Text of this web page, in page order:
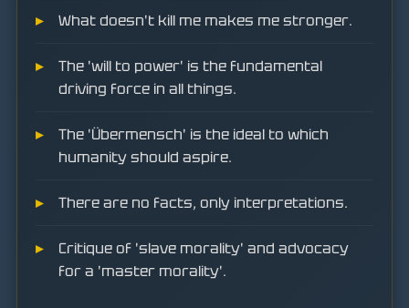
What doesn't kill me makes me stronger.
The 'will to power' is the fundamental
driving force in all things.
The 'Übermensch' is the ideal to which
humanity should aspire.
There are no facts, only interpretations.
Critique of 'slave morality' and advocacy
for a 'master morality'.